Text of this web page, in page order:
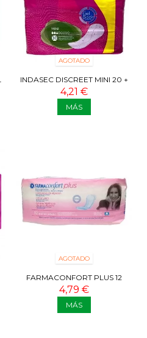
AGOTADO
INDASEC DISCREET MINI 20 +
10U
4,21 €
MÁS
AGOTADO
FARMACONFORT PLUS 12
COMPRESAS DE ALGODON
PURO
4,79 €
MÁS